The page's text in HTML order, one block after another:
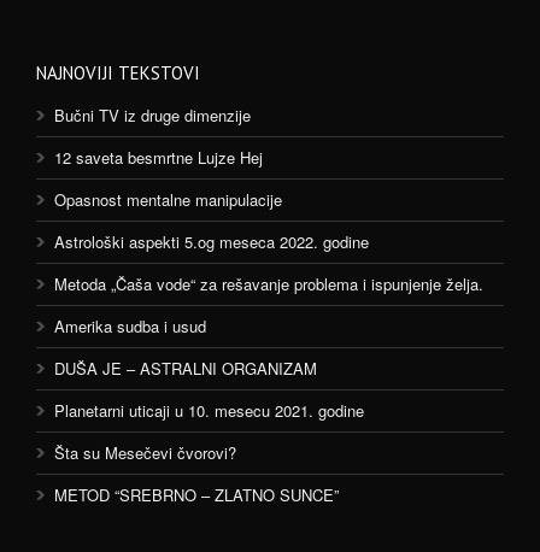
NAJNOVIJI TEKSTOVI
Bučni TV iz druge dimenzije
12 saveta besmrtne Lujze Hej
Opasnost mentalne manipulacije
Astrološki aspekti 5.og meseca 2022. godine
Metoda „Čaša vode“ za rešavanje problema i ispunjenje želja.
Amerika sudba i usud
DUŠA JE – ASTRALNI ORGANIZAM
Planetarni uticaji u 10. mesecu 2021. godine
Šta su Mesečevi čvorovi?
METOD “SREBRNO – ZLATNO SUNCE”